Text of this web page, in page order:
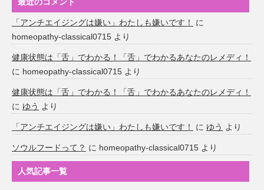
「アンチエイジングは嫌い」わたしも嫌いです！
に
homeopathy-classical0715 より
健康状態は「舌」でわかる！「舌」でわかるあなたのレメディ！
に homeopathy-classical0715 より
健康状態は「舌」でわかる！「舌」でわかるあなたのレメディ！
に ゆう より
「アンチエイジングは嫌い」わたしも嫌いです！ に ゆう より
ソウルフードって？ に homeopathy-classical0715 より
人気記事一覧